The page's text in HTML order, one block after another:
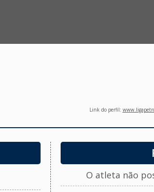
Link do perfil:
O atleta não